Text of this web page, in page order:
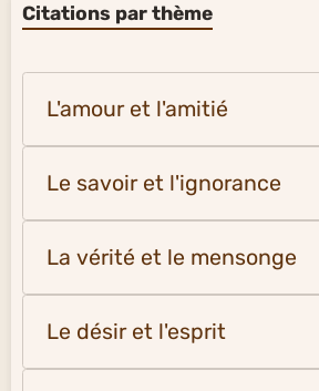
Citations par thème
L'amour et l'amitié
Le savoir et l'ignorance
La vérité et le mensonge
Le désir et l'esprit